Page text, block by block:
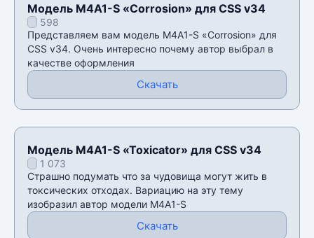
Модель M4A1-S «Corrosion» для CSS v34
598
Представляем вам модель M4A1-S «Corrosion» для
CSS v34. Очень интересно почему автор выбрал в
качестве оформления
Скачать
Модель M4A1-S «Toxicator» для CSS v34
1 073
Страшно подумать что за чудовища могут жить в
токсических отходах. Вариацию на эту тему
изобразил автор модели M4A1-S
Скачать